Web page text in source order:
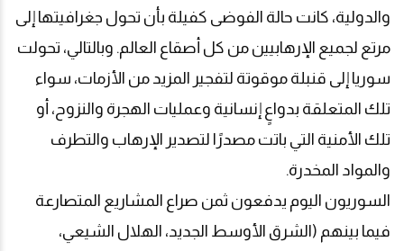
والدولية، كانت حالة الفوضى كفيلة بأن تحول جغرافيتها إلى
مرتع لجميع الإرهابيين من كل أصقاع العالم. وبالتالي، تحولت
سوريا إلى قنبلة موقوتة لتفجير المزيد من الأزمات، سواء
تلك المتعلقة بدواعٍ إنسانية وعمليات الهجرة والنزوح، أو
تلك الأمنية التي باتت مصدرًا لتصدير الإرهاب والتطرف
والمواد المخدرة.
السوريون اليوم يدفعون ثمن صراع المشاريع المتصارعة
فيما بينهم (الشرق الأوسط الجديد، الهلال الشيعي،